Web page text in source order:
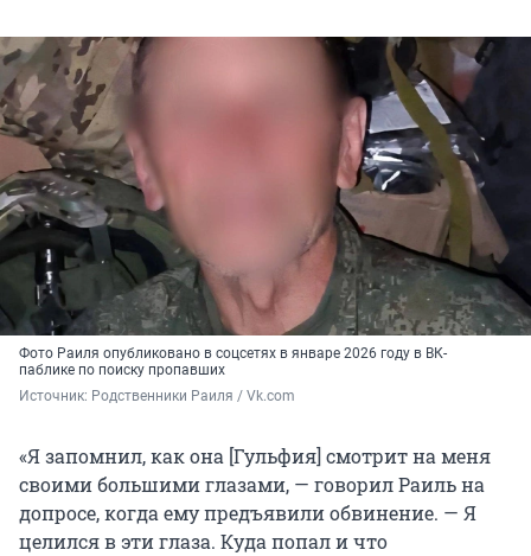
Фото Раиля опубликовано в соцсетях в январе 2026 году в ВК-
паблике по поиску пропавших
Источник: Родственники Раиля / Vk.com
«Я запомнил, как она [Гульфия] смотрит на меня
своими большими глазами, — говорил Раиль на
допросе, когда ему предъявили обвинение. — Я
целился в эти глаза. Куда попал и что